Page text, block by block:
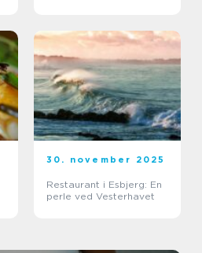
30. november 2025
Restaurant i Esbjerg: En
perle ved Vesterhavet